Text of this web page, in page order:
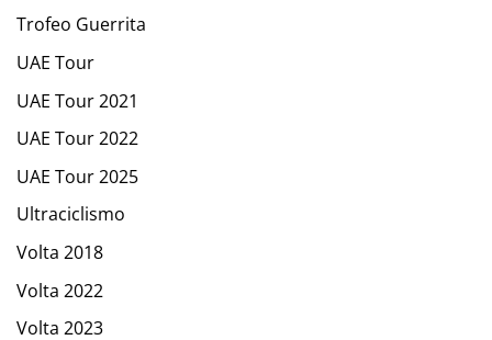
Trofeo Guerrita
UAE Tour
UAE Tour 2021
UAE Tour 2022
UAE Tour 2025
Ultraciclismo
Volta 2018
Volta 2022
Volta 2023